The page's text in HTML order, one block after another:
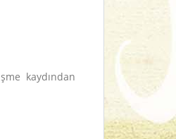
kaydından